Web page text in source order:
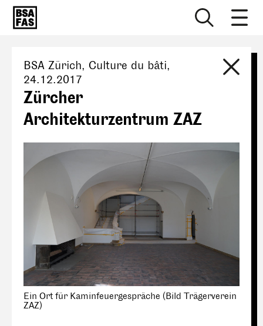
BSA Zürich, Culture du bâti,
24.12.2017
Zürcher
Architekturzentrum ZAZ
Ein Ort für Kaminfeuergespräche (Bild Trägerverein
ZAZ)